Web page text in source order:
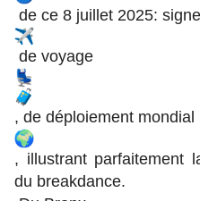
de ce 8 juillet 2025:
de voyage
, de déploiement mondial
, illustrant parfaitement
du breakdance.